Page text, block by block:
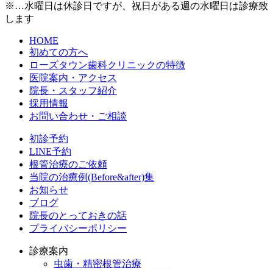
※…水曜日は休診日ですが、祝日がある週の水曜日は診療致
します
HOME
初めての方へ
ローズタウン歯科クリニックの特徴
医院案内・アクセス
院長・スタッフ紹介
採用情報
お問い合わせ・ご相談
初診予約
LINE予約
根管治療のご依頼
当院の治療例(Before&after)集
お知らせ
ブログ
院長のとっておきの話
プライバシーポリシー
診療案内
虫歯・精密根管治療